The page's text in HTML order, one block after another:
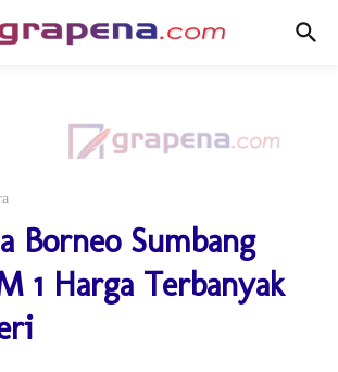
Borneo Sumbang
1 Harga Terbanyak